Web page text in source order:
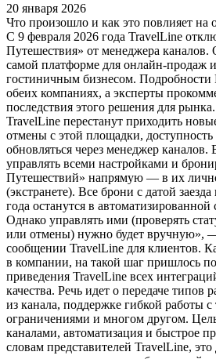
20 января 2026
Что произошло и как это повлияет на
С 9 февраля 2026 года TravelLine
Путешествия» от менеджера
самой платформе для онлайн-продаж
гостиничным бизнесом. Подробности
обеих компаниях, а эксперты
последствия этого решения для
TravelLine перестанут приходить
отмены с этой площадки,
обновляться через менеджер
управлять всеми настройками и
Путешествий» напрямую — в их
(экстранете). Все брони с датой
года останутся в автоматизированной
Однако управлять ими (проверять
или отмены) нужно будет вручную»,
сообщении TravelLine для клиентов.
в компании, на такой шаг пришлось
приведения TravelLine всех
качества. Речь идет о передаче типов
из канала, поддержке гибкой работы
ограничениями и многом другом.
каналами, автоматизация и быстрое
словам представителей TravelLine,